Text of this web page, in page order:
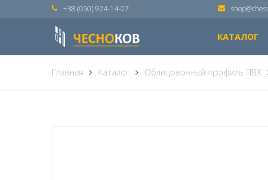
КАТАЛОГ
+38 (050) 924-14-07
Главная Каталог Облицовочный профиль ПВХ